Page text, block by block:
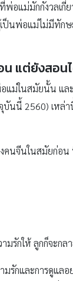
อแม่มักกังวลเกี่
นพ่อแม่ไม่มีทักษ
น แต่ยังสอน
แม่ในสมัยนั้น แล
นนี้ 2560) เหล่า
คนจีนในสมัยก่
มรักให้ ลูกก็จะก
มรักและการดูแล